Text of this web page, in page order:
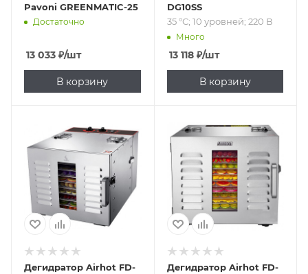
Pavoni GREENMATIC-25
Достаточно
13 033 ₽/шт
В корзину
DG10SS
35 °С; 10 уровней; 220 В
Много
13 118₽/шт
В корзину
от 40 до 90 °С; 10
уровней; 220 В
Дегидратор Airhot FD-
Подпись к товару
от 20 до 90 °С; 10
уровней; 220 В
Дегидратор Airhot FD-